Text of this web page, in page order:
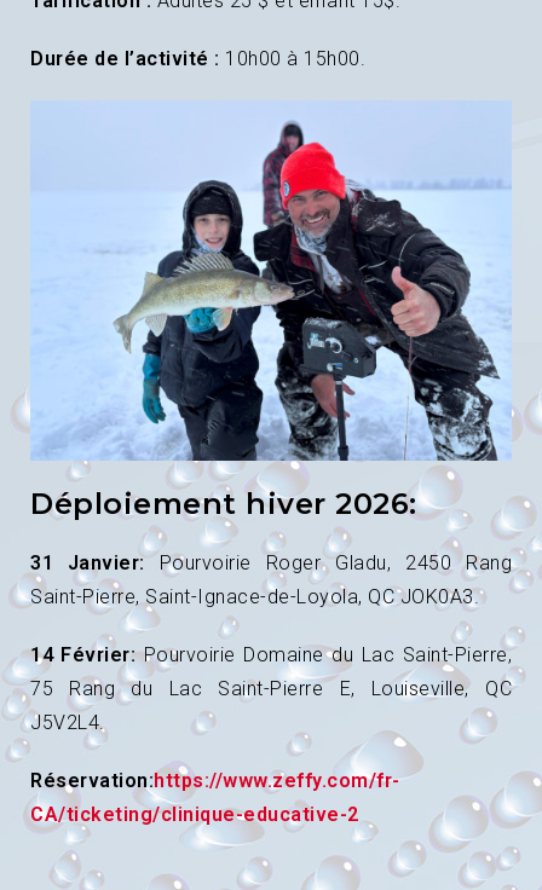
Durée de l’activité : 10h00 à 15h00.
Déploiement hiver 2026:
31 Janvier:
Pourvoirie Roger Gladu, 2450 Rang
Saint-Pierre, Saint-Ignace-de-Loyola, QC JOK0A3.
14 Février:Pourvoirie Domaine du Lac Saint-Pierre,
75 Rang du Lac Saint-Pierre E, Louiseville, QC
J5V2L4.
Réservation: https://www.zeffy.com/fr-
CA/ticketing/clinique-educative-2